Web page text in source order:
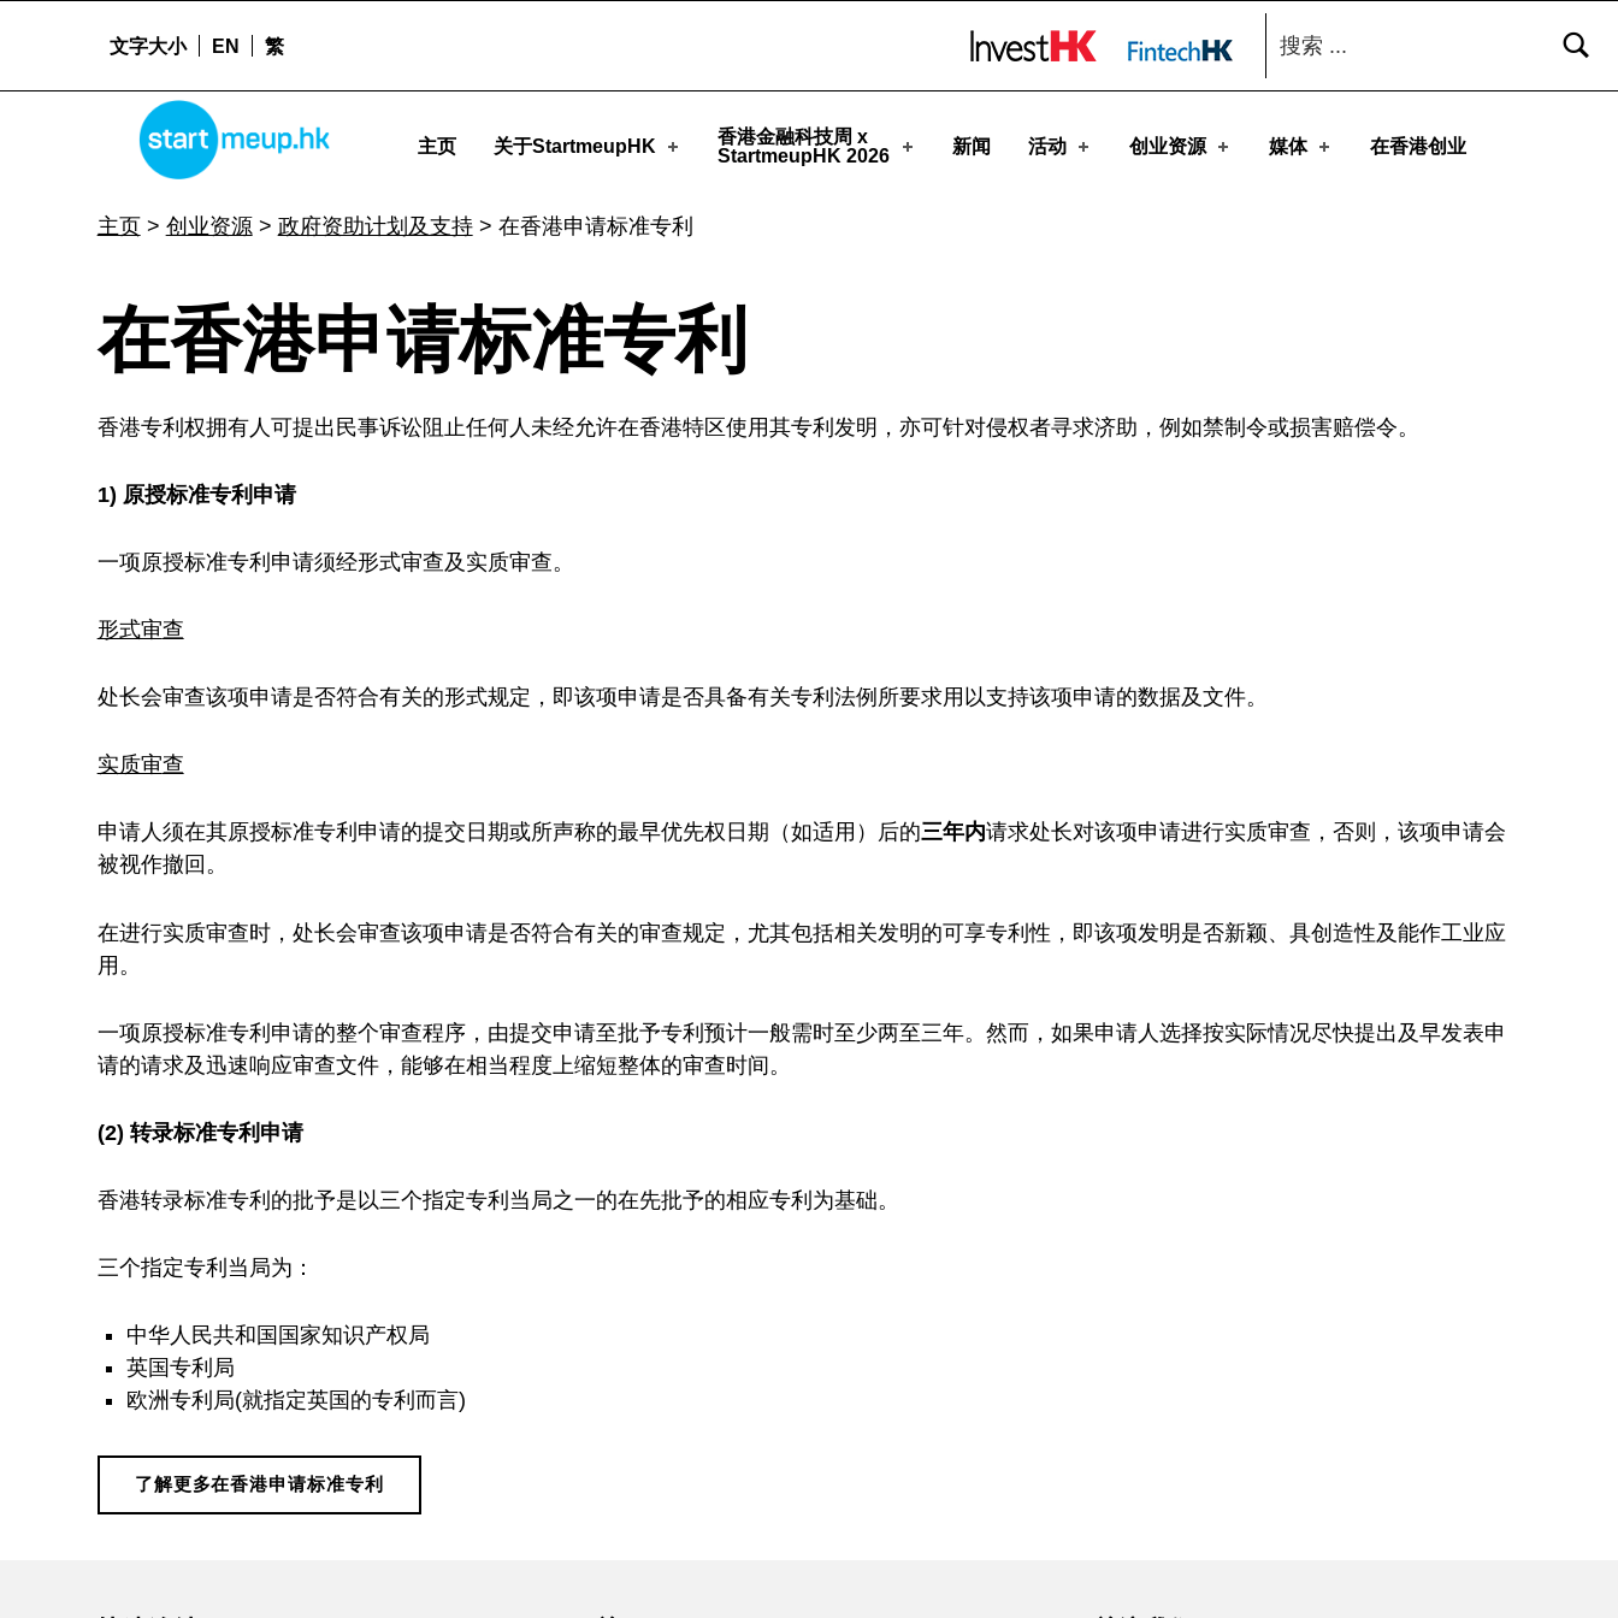
在香港申请标准专利 - StartmeupHK
STARTMEUPHK
主页 关于StartmeupHK
香港金融科技周 x
StartmeupHK 2026
新闻 活动 创业资源 媒体 在香港创业
文字大小 EN 繁
搜索：
主页> 创业资源> 政府资助计划及支持> 在香港申请标准专利
在
香
港
申
请
标
准
专
利
在香港申请标准专利
香港专利权拥有人可提出民事诉讼阻止任何人未经允许在香港特区使用其专利发明，亦可针对侵权者寻求济助，例如禁制令或损害赔偿令。
1) 原授标准专利申请
一项原授标准专利申请须经形式审查及实质审查。
形式审查
处长会审查该项申请是否符合有关的形式规定，即该项申请是否具备有关专利法例所要求用以支持该项申请的数据及文件。
实质审查
申请人须在其原授标准专利申请的提交日期或所声称的最早优先权日期（如适用）后的三年内请求处长对该项申请进行实质审查，否则，该项申请会
被视作撤回。
在进行实质审查时，处长会审查该项申请是否符合有关的审查规定，尤其包括相关发明的可享专利性，即该项发明是否新颖、具创造性及能作工业应
用。
一项原授标准专利申请的整个审查程序，由提交申请至批予专利预计一般需时至少两至三年。然而，如果申请人选择按实际情况尽快提出及早发表申
请的请求及迅速响应审查文件，能够在相当程度上缩短整体的审查时间。
(2) 转录标准专利申请
香港转录标准专利的批予是以三个指定专利当局之一的在先批予的相应专利为基础。
三个指定专利当局为：
中华人民共和国国家知识产权局
英国专利局
欧洲专利局(就指定英国的专利而言)
了解更多在香港申请标准专利
Skip back to main navigation